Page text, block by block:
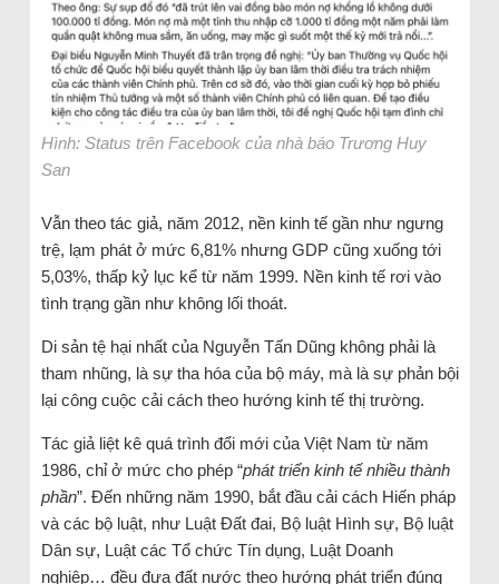
Hình: Status trên Facebook của nhà báo Trương Huy
San
Vẫn theo tác giả, năm 2012, nền kinh tế gần như ngưng
trệ, lạm phát ở mức 6,81% nhưng GDP cũng xuống tới
5,03%, thấp kỷ lục kể từ năm 1999. Nền kinh tế rơi vào
tình trạng gần như không lối thoát.
Di sản tệ hại nhất của Nguyễn Tấn Dũng không phải là
tham nhũng, là sự tha hóa của bộ máy, mà là sự phản bội
lại công cuộc cải cách theo hướng kinh tế thị trường.
Tác giả liệt kê quá trình đổi mới của Việt Nam từ năm
1986, chỉ ở mức cho phép “phát triển kinh tế nhiều thành
phần”. Đến những năm 1990, bắt đầu cải cách Hiến pháp
và các bộ luật, như Luật Đất đai, Bộ luật Hình sự, Bộ luật
Dân sự, Luật các Tổ chức Tín dụng, Luật Doanh
nghiệp… đều đưa đất nước theo hướng phát triển đúng